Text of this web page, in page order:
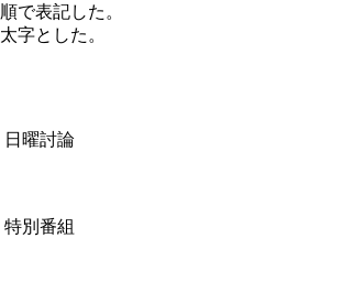
で表記した。
字とした。
日曜討論
別番組